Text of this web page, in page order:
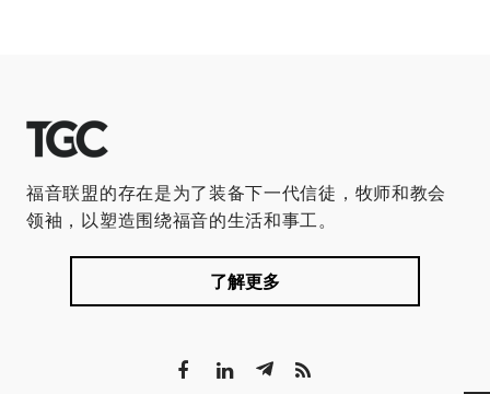
福音联盟的存在是为了装备下一代信徒，牧师和教会
领袖，以塑造围绕福音的生活和事工。
了解更多